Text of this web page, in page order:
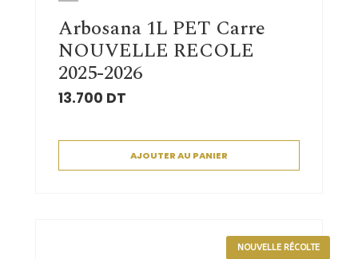
Arbosana 1L PET Carre
NOUVELLE RECOLE
2025-2026
13.700 DT
AJOUTER AU PANIER
NOUVELLE RÉCOLTE